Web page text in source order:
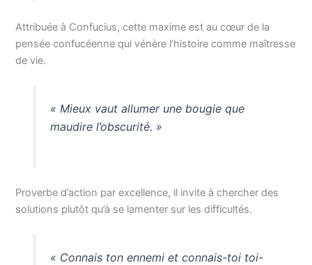
Attribuée à Confucius, cette maxime est au cœur de la
pensée confucéenne qui vénère l’histoire comme maîtresse
de vie.
« Mieux vaut allumer une bougie que
maudire l’obscurité. »
Proverbe d’action par excellence, il invite à chercher des
solutions plutôt qu’à se lamenter sur les difficultés.
« Connais ton ennemi et connais-toi toi-